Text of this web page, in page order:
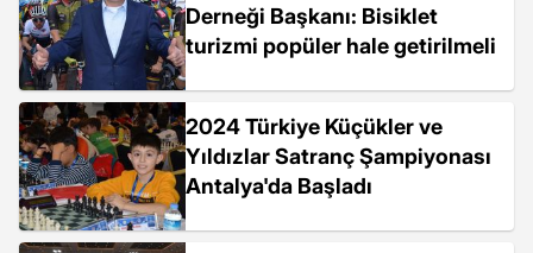
Derneği Başkanı: Bisiklet
turizmi popüler hale getirilmeli
2024 Türkiye Küçükler ve
Yıldızlar Satranç Şampiyonası
Antalya'da Başladı